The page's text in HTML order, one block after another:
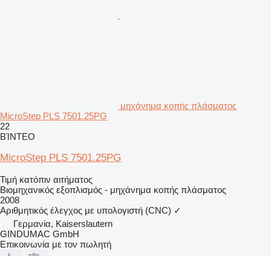
μηχάνημα κοπής πλάσματος
MicroStep PLS 7501.25PG
22
ΒΊΝΤΕΟ
MicroStep PLS 7501.25PG
Τιμή κατόπιν αιτήματος
Βιομηχανικός εξοπλισμός - μηχάνημα κοπής πλάσματος
2008
Αριθμητικός έλεγχος με υπολογιστή (CNC) ✓
Γερμανία, Kaiserslautern
GINDUMAC GmbH
Επικοινωνία με τον πωλητή